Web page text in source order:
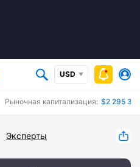
USD
Рыночная капитализация: $2 295
Эксперты